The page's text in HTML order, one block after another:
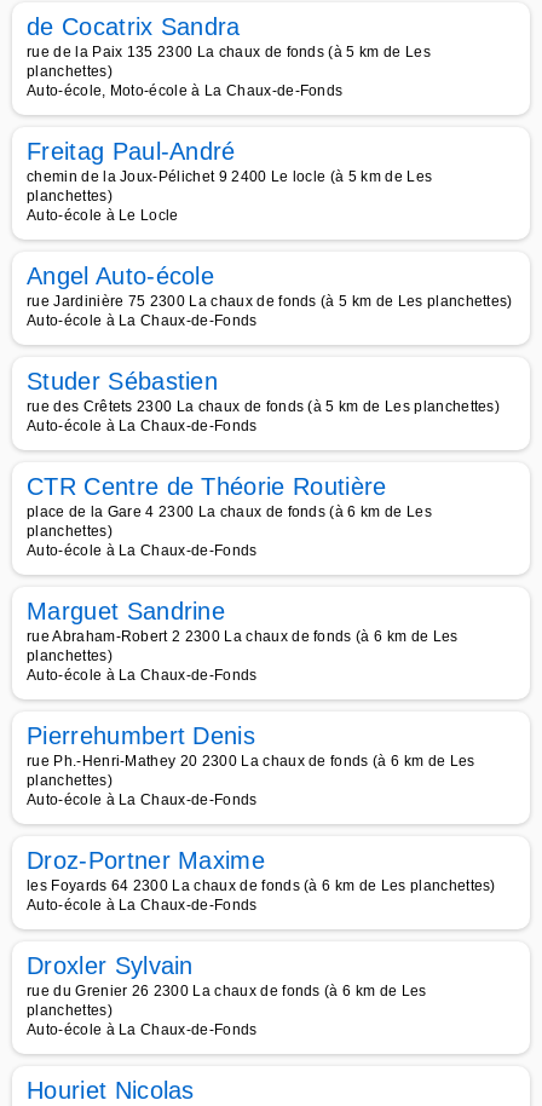
de Cocatrix Sandra
rue de la Paix 135 2300 La chaux de fonds (à 5 km de Les
planchettes)
Auto-école, Moto-école à La Chaux-de-Fonds
Freitag Paul-André
chemin de la Joux-Pélichet 9 2400 Le locle (à 5 km de Les
planchettes)
Auto-école à Le Locle
Angel Auto-école
rue Jardinière 75 2300 La chaux de fonds (à 5 km de Les planchettes)
Auto-école à La Chaux-de-Fonds
Studer Sébastien
rue des Crêtets 2300 La chaux de fonds (à 5 km de Les planchettes)
Auto-école à La Chaux-de-Fonds
CTR Centre de Théorie Routière
place de la Gare 4 2300 La chaux de fonds (à 6 km de Les
planchettes)
Auto-école à La Chaux-de-Fonds
Marguet Sandrine
rue Abraham-Robert 2 2300 La chaux de fonds (à 6 km de Les
planchettes)
Auto-école à La Chaux-de-Fonds
Pierrehumbert Denis
rue Ph.-Henri-Mathey 20 2300 La chaux de fonds (à 6 km de Les
planchettes)
Auto-école à La Chaux-de-Fonds
Droz-Portner Maxime
les Foyards 64 2300 La chaux de fonds (à 6 km de Les planchettes)
Auto-école à La Chaux-de-Fonds
Droxler Sylvain
rue du Grenier 26 2300 La chaux de fonds (à 6 km de Les
planchettes)
Auto-école à La Chaux-de-Fonds
Houriet Nicolas